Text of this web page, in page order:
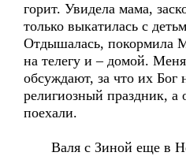
горит. Увидела мама,
только выкатилась с
Отдышалась, покормила
на телегу и – домой.
обсуждают, за что их Бог
религиозный праздник, а
поехали.
Валя с Зиной еще в